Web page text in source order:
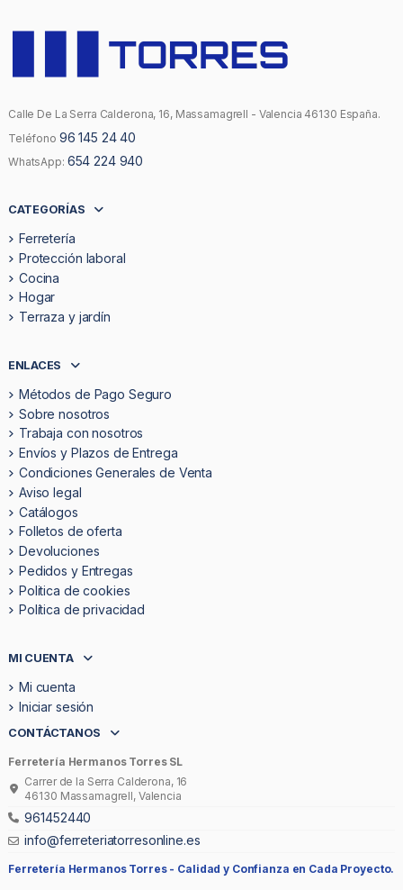
Calle De La Serra Calderona, 16, Massamagrell - Valencia 46130 España.
Teléfono 96 145 24 40
WhatsApp: 654 224 940
CATEGORÍAS
Ferretería
Protección laboral
Cocina
Hogar
Terraza y jardín
ENLACES
Métodos de Pago Seguro
Sobre nosotros
Trabaja con nosotros
Envíos y Plazos de Entrega
Condiciones Generales de Venta
Aviso legal
Catálogos
Folletos de oferta
Devoluciones
Pedidos y Entregas
Politica de cookies
Política de privacidad
MI CUENTA
Mi cuenta
Iniciar sesión
CONTÁCTANOS
Ferretería Hermanos Torres SL
Carrer de la Serra Calderona, 16
46130 Massamagrell, Valencia
961452440
info@ferreteriatorresonline.es
Ferretería Hermanos Torres - Calidad y Confianza en Cada Proyecto.